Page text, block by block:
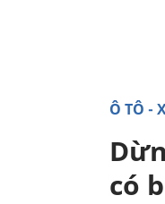
Ô TÔ -
có